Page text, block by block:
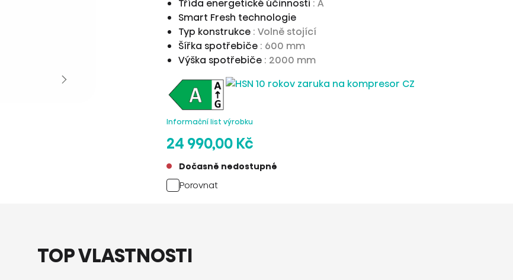
Třída energetické účinnosti : A
Smart Fresh technologie
Typ konstrukce : Volně stojící
Šířka spotřebiče : 600 mm
Výška spotřebiče : 2000 mm
Informační list výrobku
24 990,00 Kč
Dočasně nedostupné
Porovnat
TOP VLASTNOSTI